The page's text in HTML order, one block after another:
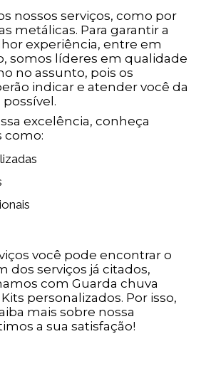
nossos serviços, como por
metálicas. Para garantir a
experiência, entre em
somos líderes em qualidade
no assunto, pois os
indicar e atender você da
excelência, conheça
como:
você pode encontrar o
dos serviços já citados,
com Guarda chuva
personalizados. Por isso,
mais sobre nossa
a sua satisfação!